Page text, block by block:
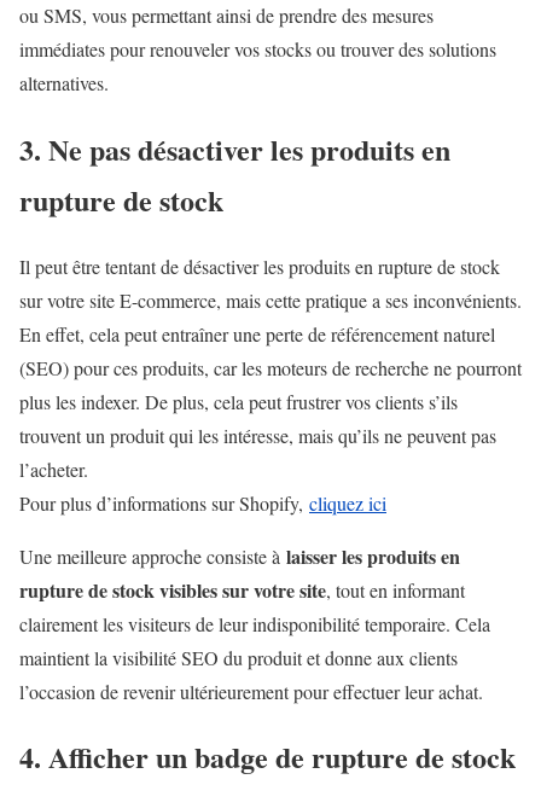
ou SMS, vous permettant ainsi de prendre des mesures
immédiates pour renouveler vos stocks ou trouver des solutions
alternatives.
3. Ne pas désactiver les produits en
rupture de stock
Il peut être tentant de désactiver les produits en rupture de stock
sur votre site E-commerce, mais cette pratique a ses inconvénients.
En effet, cela peut entraîner une perte de référencement naturel
(SEO) pour ces produits, car les moteurs de recherche ne pourront
plus les indexer. De plus, cela peut frustrer vos clients s’ils
trouvent un produit qui les intéresse, mais qu’ils ne peuvent pas
l’acheter.
Pour plus d’informations sur Shopify, cliquez ici
Une meilleure approche consiste à laisser les produits en
rupture de stock visibles sur votre site, tout en informant
clairement les visiteurs de leur indisponibilité temporaire. Cela
maintient la visibilité SEO du produit et donne aux clients
l’occasion de revenir ultérieurement pour effectuer leur achat.
4. Afficher un badge de rupture de stock